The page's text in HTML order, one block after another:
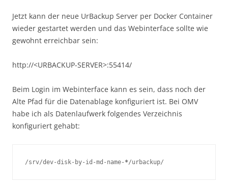
Jetzt kann der neue UrBackup Server per Docker Container
wieder gestartet werden und das Webinterface sollte wie
gewohnt erreichbar sein:
http://<URBACKUP-SERVER>:55414/
Beim Login im Webinterface kann es sein, dass noch der
Alte Pfad für die Datenablage konfiguriert ist. Bei OMV
habe ich als Datenlaufwerk folgendes Verzeichnis
konfiguriert gehabt:
/srv/dev-disk-by-id-md-name- */urbackup/